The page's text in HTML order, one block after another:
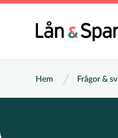
Hoppa
huvudinnehåll
Länkstig
Hem Frågor &